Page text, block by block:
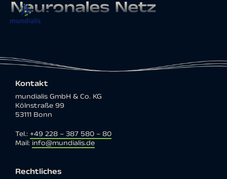
Neuronales Netz
Kontakt
mundialis GmbH & Co. KG
Kölnstraße 99
53111 Bonn
Tel.: +49 228 – 387 580 – 80
Mail: info@mundialis.de
Rechtliches